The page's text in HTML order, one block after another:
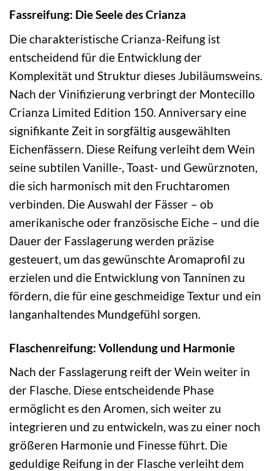
Fassreifung: Die Seele des Crianza
Die charakteristische Crianza-Reifung ist
entscheidend für die Entwicklung der
Komplexität und Struktur dieses Jubiläumsweins.
Nach der Vinifizierung verbringt der Montecillo
Crianza Limited Edition 150. Anniversary eine
signifikante Zeit in sorgfältig ausgewählten
Eichenfässern. Diese Reifung verleiht dem Wein
seine subtilen Vanille-, Toast- und Gewürznoten,
die sich harmonisch mit den Fruchtaromen
verbinden. Die Auswahl der Fässer – ob
amerikanische oder französische Eiche – und die
Dauer der Fasslagerung werden präzise
gesteuert, um das gewünschte Aromaprofil zu
erzielen und die Entwicklung von Tanninen zu
fördern, die für eine geschmeidige Textur und ein
langanhaltendes Mundgefühl sorgen.
Flaschenreifung: Vollendung und Harmonie
Nach der Fasslagerung reift der Wein weiter in
der Flasche. Diese entscheidende Phase
ermöglicht es den Aromen, sich weiter zu
integrieren und zu entwickeln, was zu einer noch
größeren Harmonie und Finesse führt. Die
geduldige Reifung in der Flasche verleiht dem